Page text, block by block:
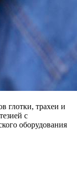
глотки, трахеи и
с
оборудования